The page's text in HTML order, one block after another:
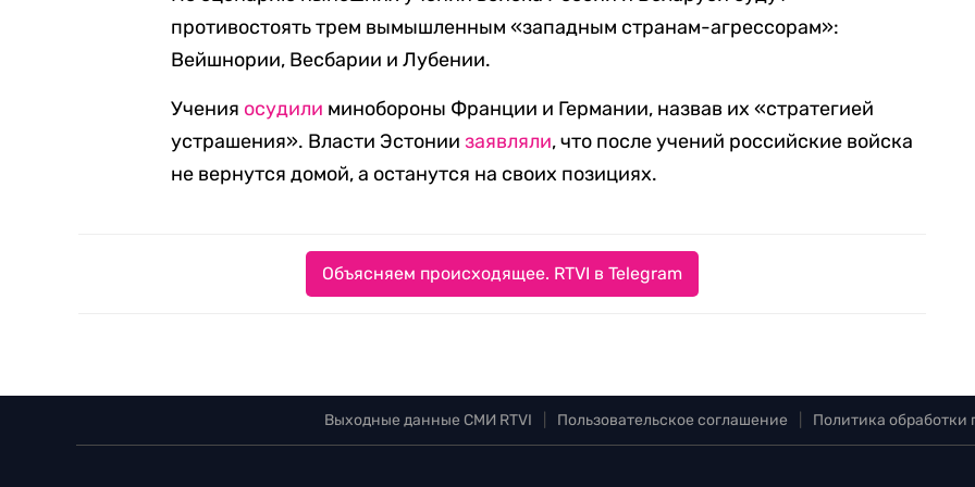
противостоять трем вымышленным «западным странам-агрессорам»:
Вейшнории, Весбарии и Лубении.
Учения осудили минобороны Франции и Германии, назвав их «стратегией
устрашения». Власти Эстониизаявляли, что после учений российские войска
не вернутся домой, а останутся на своих позициях.
Объясняем происходящее. RTVI в Telegram
Выходные данные СМИ RTVI Пользовательское соглашение Политика